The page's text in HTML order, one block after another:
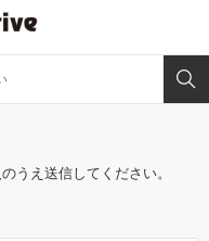
うえ送信してください。